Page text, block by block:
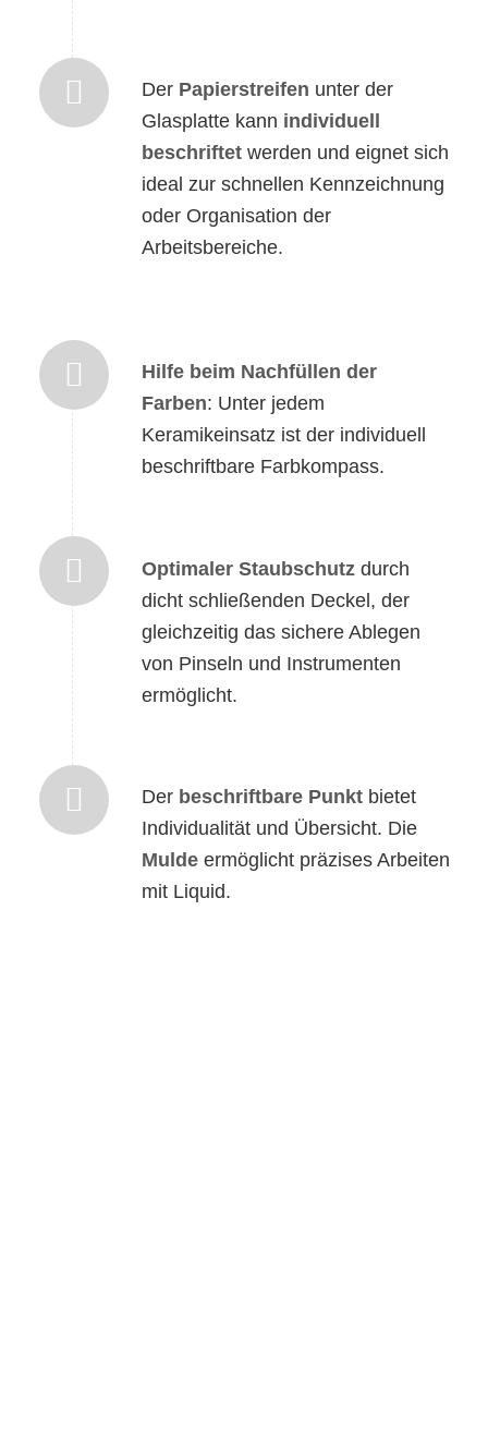
Der Papierstreifen unter der
Glasplatte kann individuell
beschriftetwerden und eignet sich
ideal zur schnellen Kennzeichnung
oder Organisation der
Arbeitsbereiche.
Hilfe beim Nachfüllen der
Farben: Unter jedem
Keramikeinsatz ist der individuell
beschriftbare Farbkompass.
Optimaler Staubschutzdurch
dicht schließenden Deckel, der
gleichzeitig das sichere Ablegen
von Pinseln und Instrumenten
ermöglicht.
Der beschriftbare Punktbietet
Individualität und Übersicht. Die
Muldeermöglicht präzises Arbeiten
mit Liquid.